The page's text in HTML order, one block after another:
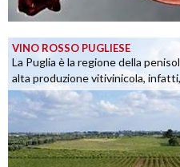
VINO ROSSO PUGLIESE
La Puglia è la regione della
alta produzione vitivinicola, infatti,